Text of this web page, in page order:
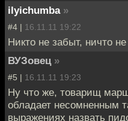
ilyichumba »
#4 | 16.11.11 19:22
Никто не забыт, ничто
ВУЗовец »
#5 | 16.11.11 19:23
Ну что же, товарищ
обладает несомненным
выражениях назвать